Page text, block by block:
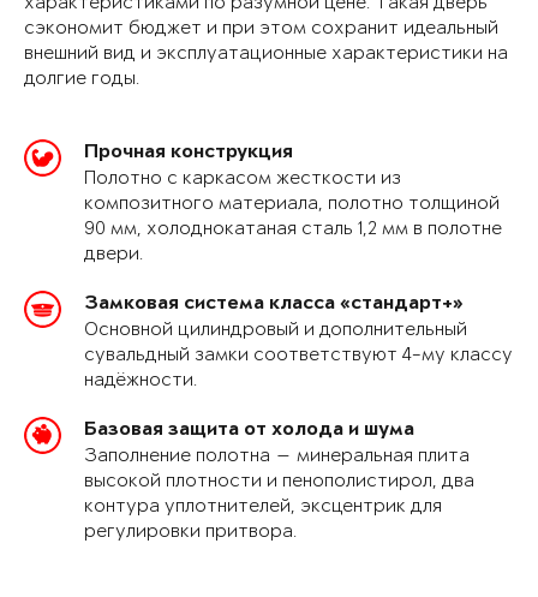
сэкономит бюджет и при этом сохранит идеальный
внешний вид и эксплуатационные характеристики на
долгие годы.
Прочная конструкция
Полотно с каркасом жесткости из
композитного материала, полотно толщиной
90 мм, холоднокатаная сталь 1,2 мм в полотне
двери.
Замковая система класса «стандарт+»
Основной цилиндровый и дополнительный
сувальдный замки соответствуют 4-му классу
надёжности.
Базовая защита от холода и шума
Заполнение полотна — минеральная плита
высокой плотности и пенополистирол, два
контура уплотнителей, эксцентрик для
регулировки притвора.